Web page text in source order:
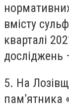
вмісту
кварталі
досліджень
5. На
пам’ятника